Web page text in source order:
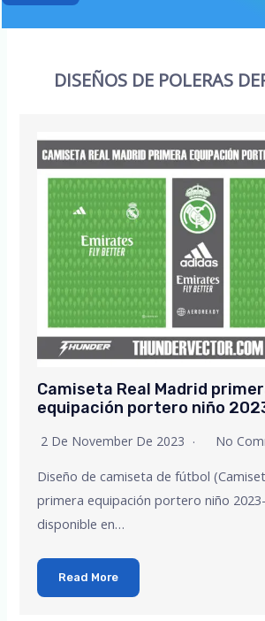
DISEÑOS DE POLERAS
Camiseta Real Madrid
equipación portero niño
2 De November De 2023 No
Diseño de camiseta de fútbol
primera equipación portero niño
disponible en…
Read More